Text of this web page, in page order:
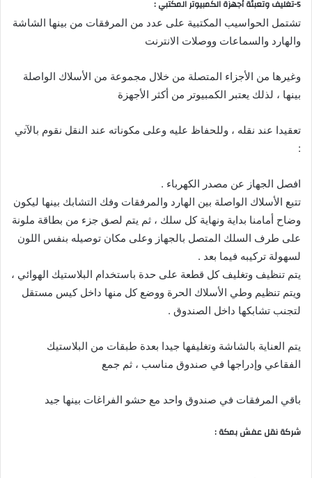
5-تغليف وتعبئة أجهزة الكمبيوتر المكتبي :
تشتمل الحواسيب المكتبية على عدد من المرفقات من بينها الشاشة
والهارد والسماعات ووصلات الانترنت
وغيرها من الأجزاء المتصلة من خلال مجموعة من الأسلاك الواصلة
بينها ، لذلك يعتبر الكمبيوتر من أكثر الأجهزة
تعقيدا عند نقله ، وللحفاظ عليه وعلى مكوناته عند النقل نقوم بالآتي
:
افصل الجهاز عن مصدر الكهرباء .
تتبع الأسلاك الواصلة بين الهارد والمرفقات وفك التشابك بينها ليكون
وضاح أمامنا بداية ونهاية كل سلك ، ثم يتم لصق جزء من بطاقة ملونة
على طرف السلك المتصل بالجهاز وعلى مكان توصيله بنفس اللون
لسهولة تركيبه فيما بعد .
يتم تنظيف وتغليف كل قطعة على حدة باستخدام البلاستيك الهوائي ،
ويتم تنظيم وطي الأسلاك الحرة ووضع كل منها داخل كيس مستقل
لتجنب تشابكها داخل الصندوق .
يتم العناية بالشاشة وتغليفها جيدا بعدة طبقات من البلاستيك
الفقاعي وإدراجها في صندوق مناسب ، ثم جمع
باقي المرفقات في صندوق واحد مع حشو الفراغات بينها جيد
شركة نقل عفش بمكة :